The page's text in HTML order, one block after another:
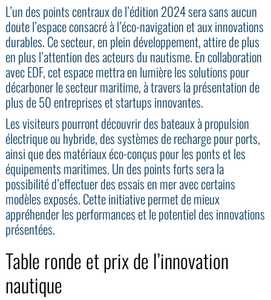
L’un des points centraux de l’édition 2024 sera sans aucun
doute l’espace consacré à l’éco-navigation et aux innovations
durables. Ce secteur, en plein développement, attire de plus
en plus l’attention des acteurs du nautisme. En collaboration
avec EDF, cet espace mettra en lumière les solutions pour
décarboner le secteur maritime, à travers la présentation de
plus de 50 entreprises et startups innovantes.
Les visiteurs pourront découvrir des bateaux à propulsion
électrique ou hybride, des systèmes de recharge pour ports,
ainsi que des matériaux éco-conçus pour les ponts et les
équipements maritimes. Un des points forts sera la
possibilité d’effectuer des essais en mer avec certains
modèles exposés. Cette initiative permet de mieux
appréhender les performances et le potentiel des innovations
présentées.
Table ronde et prix de l’innovation
nautique